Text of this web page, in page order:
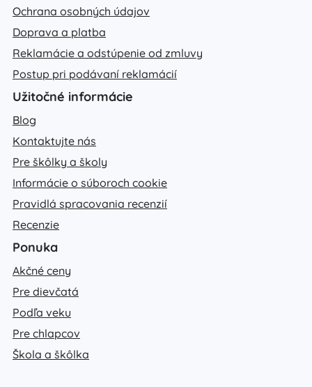
Ochrana osobných údajov
Doprava a platba
Reklamácie a odstúpenie od zmluvy
Postup pri podávaní reklamácií
Užitočné informácie
Blog
Kontaktujte nás
Pre škôlky a školy
Informácie o súboroch cookie
Pravidlá spracovania recenzií
Recenzie
Ponuka
Akčné ceny
Pre dievčatá
Podľa veku
Pre chlapcov
Škola a škôlka